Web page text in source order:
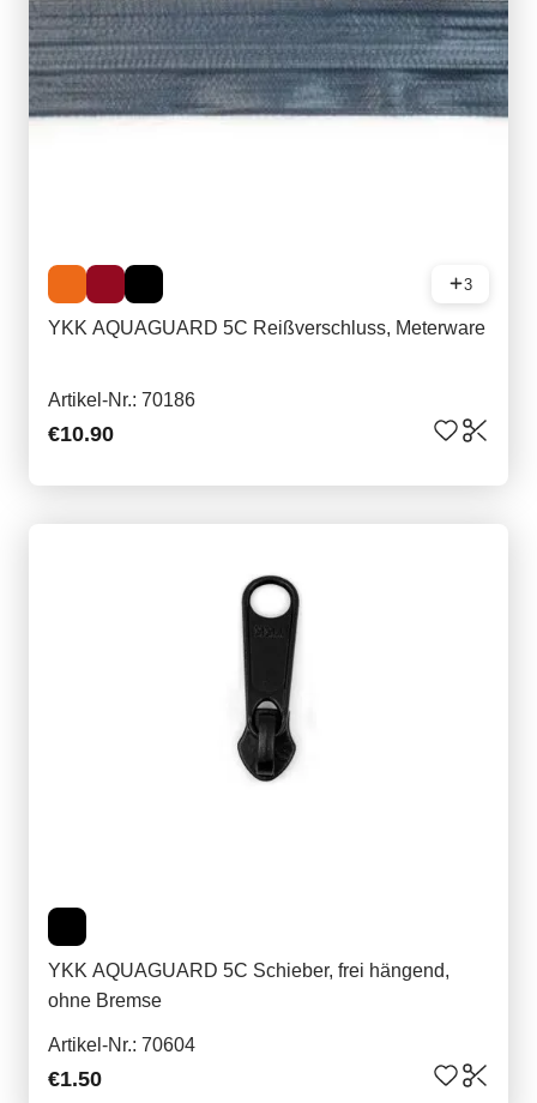
3
YKK AQUAGUARD 5C Reißverschluss, Meterware
Artikel-Nr.: 70186
€10.90
YKK AQUAGUARD 5C Schieber, frei hängend,
ohne Bremse
Artikel-Nr.: 70604
€1.50